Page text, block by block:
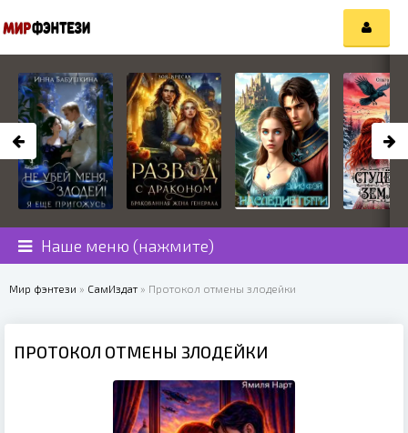
Наше меню (нажмите)
Мир фэнтези » СамИздат » Протокол отмены злодейки
ПРОТОКОЛ ОТМЕНЫ ЗЛОДЕЙКИ